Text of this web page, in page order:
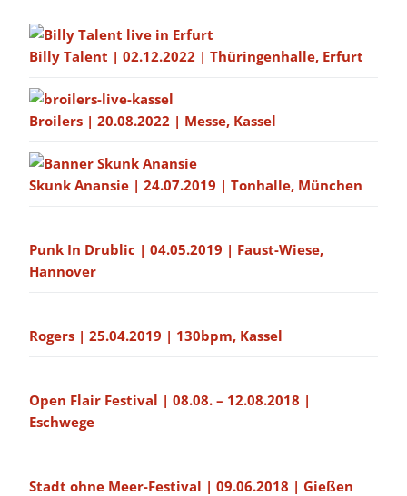
Billy Talent | 02.12.2022 | Thüringenhalle, Erfurt
Broilers | 20.08.2022 | Messe, Kassel
Skunk Anansie | 24.07.2019 | Tonhalle, München
Punk In Drublic | 04.05.2019 | Faust-Wiese,
Hannover
Rogers | 25.04.2019 | 130bpm, Kassel
Open Flair Festival | 08.08. – 12.08.2018 |
Eschwege
Stadt ohne Meer-Festival | 09.06.2018 | Gießen